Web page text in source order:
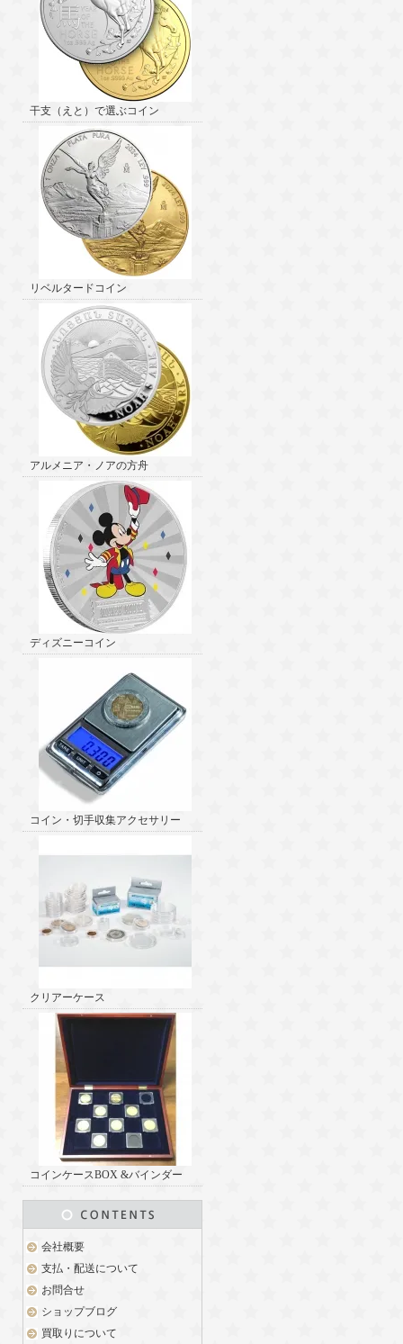
干支（えと）で選ぶコイン
リベルタードコイン
アルメニア・ノアの方舟
ディズニーコイン
コイン・切手収集アクセサリー
クリアーケース
コインケースBOX &バインダー
会社概要
支払・配送について
お問合せ
ショップブログ
買取りについて